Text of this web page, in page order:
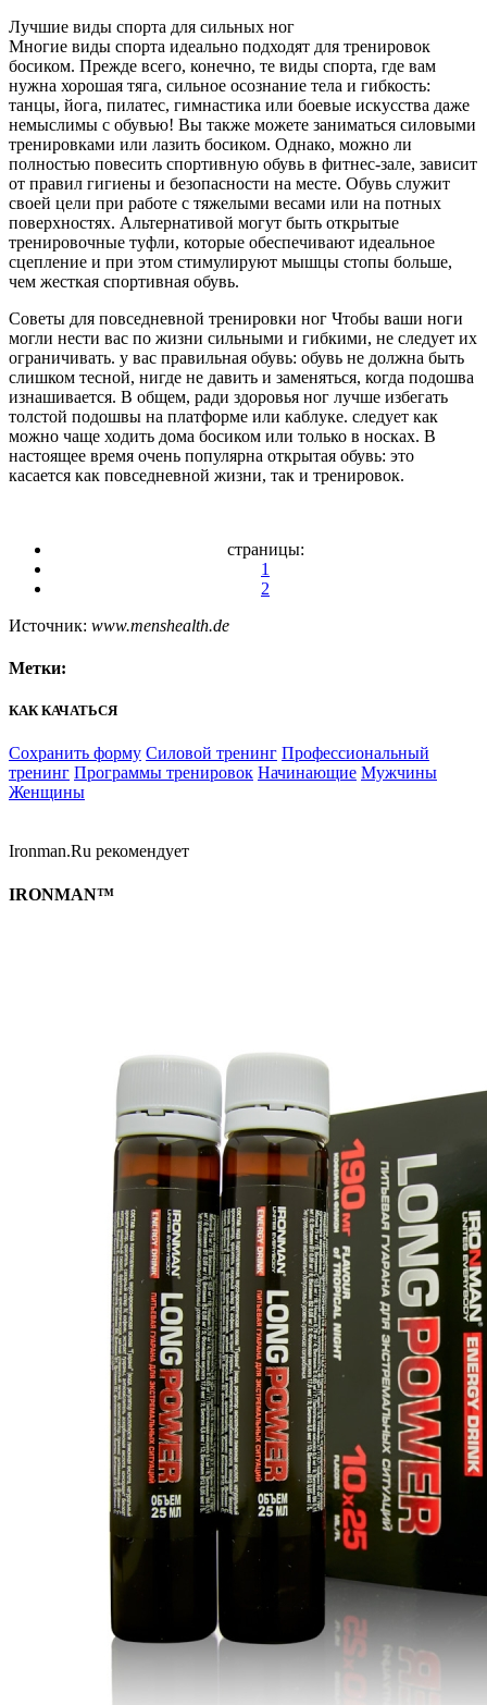
Лучшие виды спорта для сильных ног
Многие виды спорта идеально подходят для тренировок
босиком. Прежде всего, конечно, те виды спорта, где вам
нужна хорошая тяга, сильное осознание тела и гибкость:
танцы, йога, пилатес, гимнастика или боевые искусства даже
немыслимы с обувью! Вы также можете заниматься силовыми
тренировками или лазить босиком. Однако, можно ли
полностью повесить спортивную обувь в фитнес-зале, зависит
от правил гигиены и безопасности на месте. Обувь служит
своей цели при работе с тяжелыми весами или на потных
поверхностях. Альтернативой могут быть открытые
тренировочные туфли, которые обеспечивают идеальное
сцепление и при этом стимулируют мышцы стопы больше,
чем жесткая спортивная обувь.
Советы для повседневной тренировки ног Чтобы ваши ноги
могли нести вас по жизни сильными и гибкими, не следует их
ограничивать. у вас правильная обувь: обувь не должна быть
слишком тесной, нигде не давить и заменяться, когда подошва
изнашивается. В общем, ради здоровья ног лучше избегать
толстой подошвы на платформе или каблуке. следует как
можно чаще ходить дома босиком или только в носках. В
настоящее время очень популярна открытая обувь: это
касается как повседневной жизни, так и тренировок.
страницы:
1
2
Источник: www.menshealth.de
Метки:
КАК КАЧАТЬСЯ
Сохранить форму Силовой тренинг Профессиональный
тренинг Программы тренировок Начинающие Мужчины
Женщины
Ironman.Ru рекомендует
IRONMAN™